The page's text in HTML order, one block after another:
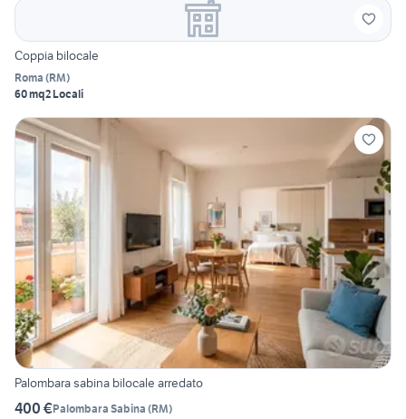
Coppia bilocale
Roma (RM)
60 mq2 Locali
Palombara sabina bilocale arredato
400 €Palombara Sabina (RM)